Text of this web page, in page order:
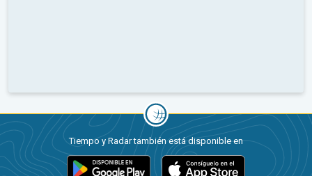
Tiempo y Radar también está disponible en